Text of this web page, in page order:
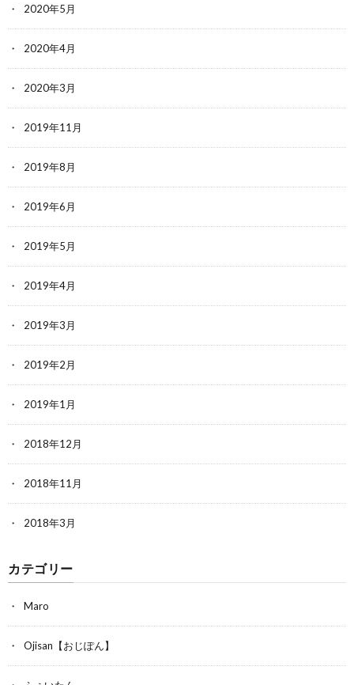
2020年5月
2020年4月
2020年3月
2019年11月
2019年8月
2019年6月
2019年5月
2019年4月
2019年3月
2019年2月
2019年1月
2018年12月
2018年11月
2018年3月
カテゴリー
Maro
Ojisan【おじぽん】